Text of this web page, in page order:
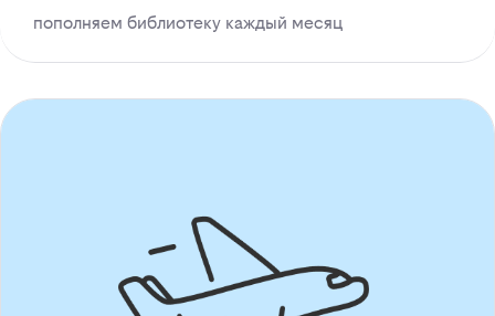
пополняем библиотеку каждый месяц